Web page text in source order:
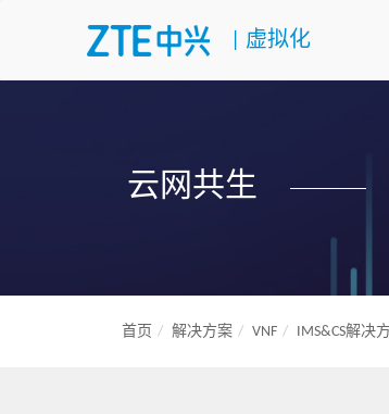
虚拟化
云网共生
首页 解决方案 VNF IMS&CS解决